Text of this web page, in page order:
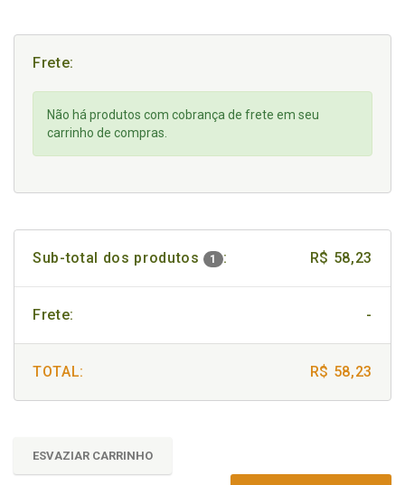
Frete:
Não há produtos com cobrança de frete em seu
carrinho de compras.
Sub-total dos produtos 1 : R$ 58,23
Frete: -
TOTAL: R$ 58,23
ESVAZIAR CARRINHO